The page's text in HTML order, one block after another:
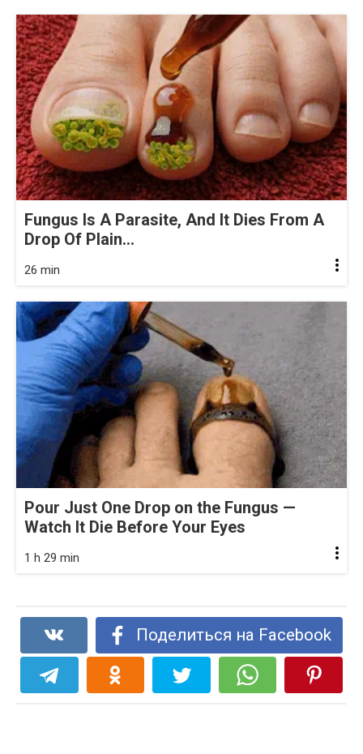
Fungus Is A Parasite, And It Dies From A
Drop Of Plain...
26 min
Pour Just One Drop on the Fungus —
Watch It Die Before Your Eyes
1 h 29 min
Поделиться на Facebook